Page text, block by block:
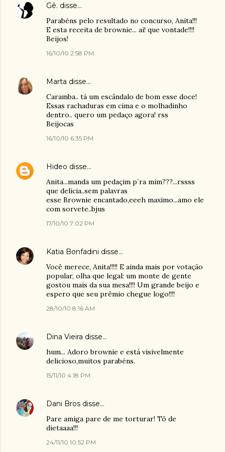
Gê. disse…
Parabéns pelo resultado no concurso, Anita!!!
E esta receita de brownie... ai! que vontade!!!!
Beijos!
16/10/10 2:58 PM
Marta disse…
Caramba.. tá um escândalo de bom esse doce!
Essas rachaduras em cima e o molhadinho
dentro.. quero um pedaço agora! rss
Beijocas
16/10/10 6:35 PM
Hideo disse…
Anita...manda um pedaçim p´ra mim???...rssss
que delicia..sem palavras
esse Brownie encantado,eeeh maximo...amo ele
com sorvete..bjus
17/10/10 7:02 PM
Katia Bonfadini disse…
Você merece, Anita!!!!! E ainda mais por votação
popular, olha que legal: um monte de gente
gostou mais da sua mesa!!!! Um grande beijo e
espero que seu prêmio chegue logo!!!!
28/10/10 8:16 AM
Dina Vieira disse…
hum... Adoro brownie e está visivelmente
delicioso,muitos parabéns.
15/11/10 4:18 PM
Dani Bros disse…
Pare amiga pare de me torturar! Tô de
dietaaaa!!!
24/11/10 10:52 PM